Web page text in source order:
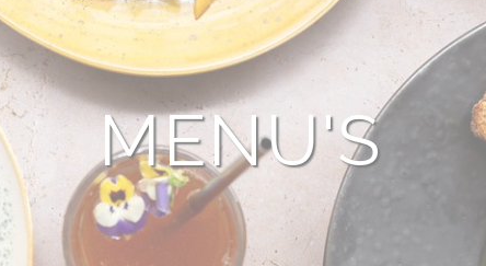
MENU'S